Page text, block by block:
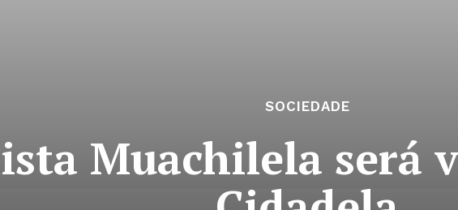
SOCIEDADE
Muachilela será